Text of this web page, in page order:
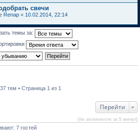
свечи
Renap « 10.02.2014, 22:14
темы за:
37 тем • Страница 1 из 1
Перейти
(по активности за 5 минут)
7 гостей